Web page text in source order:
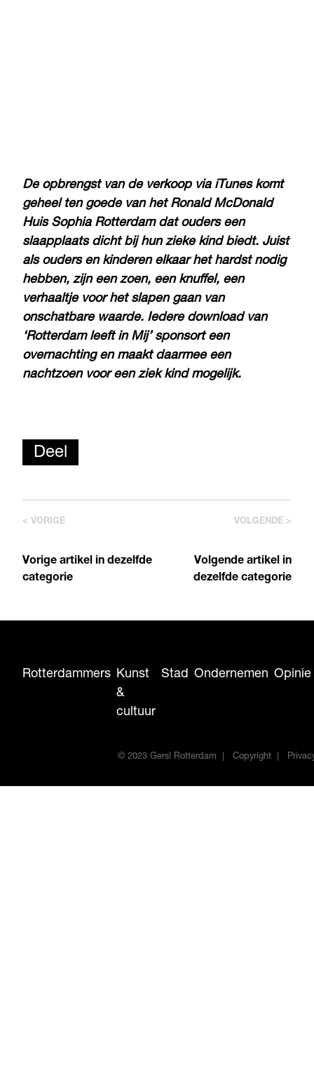
De opbrengst van de verkoop via iTunes komt
geheel ten goede van het Ronald McDonald
Huis Sophia Rotterdam dat ouders een
slaapplaats dicht bij hun zieke kind biedt. Juist
als ouders en kinderen elkaar het hardst nodig
hebben, zijn een zoen, een knuffel, een
verhaaltje voor het slapen gaan van
onschatbare waarde. Iedere download van
‘Rotterdam leeft in Mij’ sponsort een
overnachting en maakt daarmee een
nachtzoen voor een ziek kind mogelijk.
Deel
< VORIGE
Vorige artikel in dezelfde
categorie
VOLGENDE >
Volgende artikel in
dezelfde categorie
Rotterdammers Kunst
&
cultuur
Stad Ondernemen Opinie
© 2023 Gers! Rotterdam Copyright